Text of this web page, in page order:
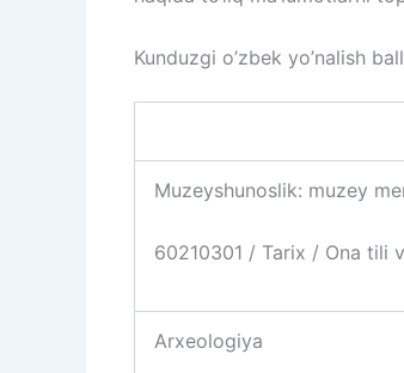
Kunduzgi o’zbek yo’nalish
Muzeyshunoslik: muzey
60210301 / Tarix / Ona tili
Arxeologiya